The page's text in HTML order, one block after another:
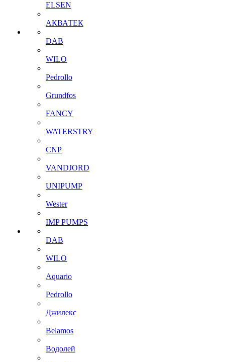
ELSEN
АКВАТЕК
DAB
WILO
Pedrollo
Grundfos
FANCY
WATERSTRY
CNP
VANDJORD
UNIPUMP
Wester
IMP PUMPS
DAB
WILO
Aquario
Pedrollo
Джилекс
Belamos
Водолей